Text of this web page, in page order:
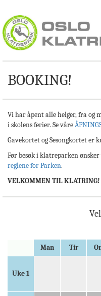
BOOKING!
Vi har åpent alle helger, fra og
i skolens ferier. Se våre
Gavekortet og Sesongkortet er
Før besøk i klatreparken
reglene for Parken.
VELKOMMEN TIL KLATRING!
Man Tir
Uke 1